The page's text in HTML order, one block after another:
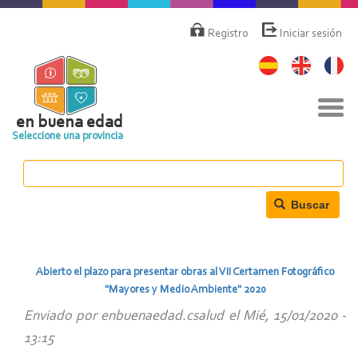
Pasar
contenido
principal
deRegistro Iniciar sesión
en buena edad
Seleccione una provincia
Buscar
Abierto el plazo para presentar obras al VII Certamen Fotográfico
"Mayores y Medio Ambiente" 2020
Enviado por enbuenaedad.csaludel Mié, 15/01/2020 -
13:15